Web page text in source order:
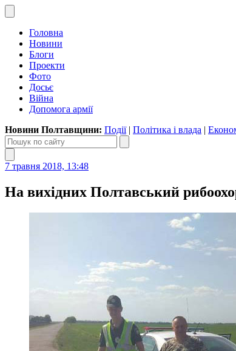
Головна
Новини
Блоги
Проекти
Фото
Досьє
Війна
Допомога армії
Новини Полтавщини: Події| Політика і влада |
7 травня 2018, 13:48
На вихідних Полтавський